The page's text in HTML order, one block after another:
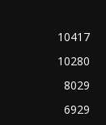
10417
10280
8029
6929